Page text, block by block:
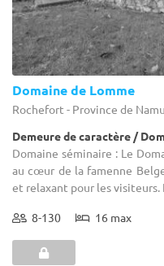
Domaine de Lomme
Rochefort - Province de
Demeure de caractère /
Domaine séminaire : Le
au cœur de la famenne
et relaxant pour les visiteurs.
8-130 16 max